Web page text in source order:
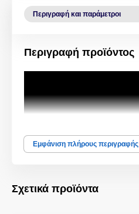
Περιγραφή και παράμετροι
Περιγραφή προϊόντος
Εμφάνιση πλήρους περιγραφής
Σχετικά προϊόντα